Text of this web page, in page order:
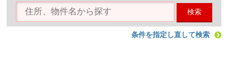
検索
条件を指定し直して検索